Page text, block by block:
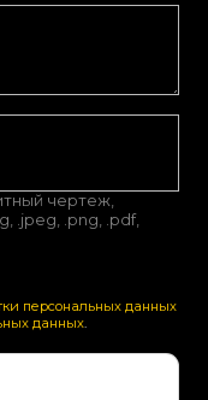
чертеж,
.jpeg, .png, .pdf,
персональных данных
данных